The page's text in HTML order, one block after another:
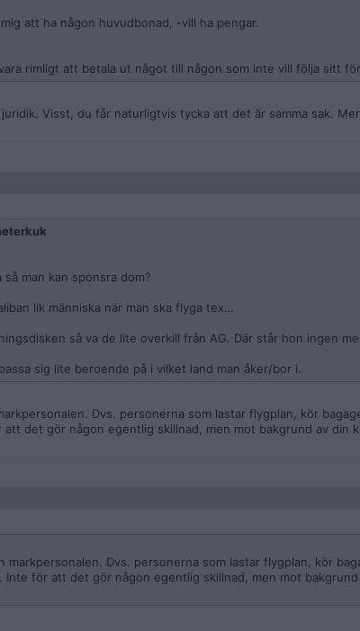
att ha någon huvudbonad, -vill ha pengar.
rimligt att betala ut något till någon som inte vill följa sitt
Visst, du får naturligtvis tycka att det är samma sak.
man kan sponsra dom?
lik människa när man ska flyga tex…
så va de lite overkill från AG. Där står hon ingen
sig lite beroende på i vilket land man åker/bor i.
Dvs. personerna som lastar flygplan, kör
det gör någon egentlig skillnad, men mot bakgrund av din
markpersonalen. Dvs. personerna som lastar flygplan, kör
Inte för att det gör någon egentlig skillnad, men mot